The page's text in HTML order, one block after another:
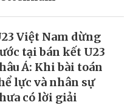
Việt Nam dừng
tại bán kết U23
Á: Khi bài toán
lực và nhân sự
có lời giải